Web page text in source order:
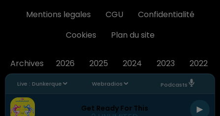
Live : Dunkerque Webradios Podcasts
Get Ready For This
Mentions legales
CGU
Confidentialité
Cookies
Plan du site
Archives 2026 2025 2024 2023 2022